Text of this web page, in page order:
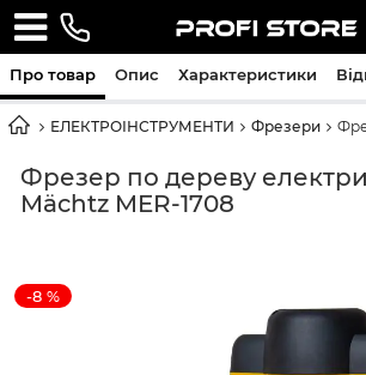
ЕЛЕКТРОІНСТРУМЕНТИ Фрезери
Фрезер по дереву
Mächtz MER-1708
-8 %
Про товар Опис Характеристики